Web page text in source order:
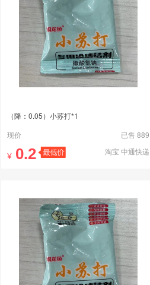
（降：0.05）小苏打*1
现价
已售 889
¥ 0.2 淘宝 中通快递